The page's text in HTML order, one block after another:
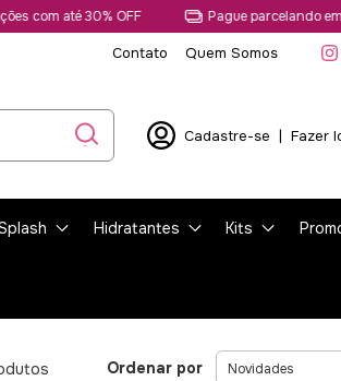
até 30% OFF Pague parcelando em até 3x
Contato Quem Somos
Cadastre-se | Fazer
Hidratantes Kits
Ordenar por